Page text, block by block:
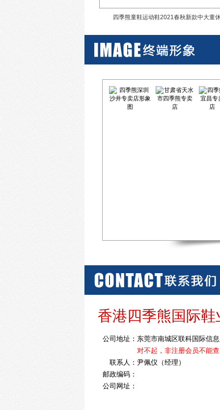
四季熊童鞋运动鞋2021春秋新款中大童
香港四季熊国际
公司地址： 东莞市南城区联科国际信
对不起，非注册会员不能
联系人： 尹佩仪（经理）
邮政编码：
公司网址：